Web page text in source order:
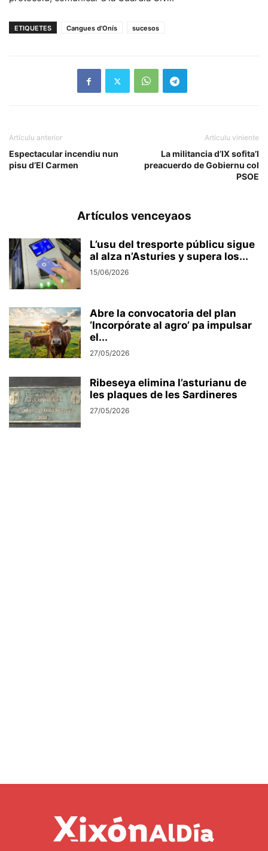
ETIQUETES Cangues d'Onís sucesos
Artículu anterior
Espectacular incendiu nun
pisu d’El Carmen
Artículu viniente
La militancia d’IX sofita’l
preacuerdo de Gobiernu col
PSOE
Artículos venceyaos
L’usu del tresporte públicu sigue
al alza n’Asturies y supera los...
15/06/2026
Abre la convocatoria del plan
‘Incorpórate al agro’ pa impulsar
el...
27/05/2026
Ribeseya elimina l’asturianu de
les plaques de les Sardineres
27/05/2026